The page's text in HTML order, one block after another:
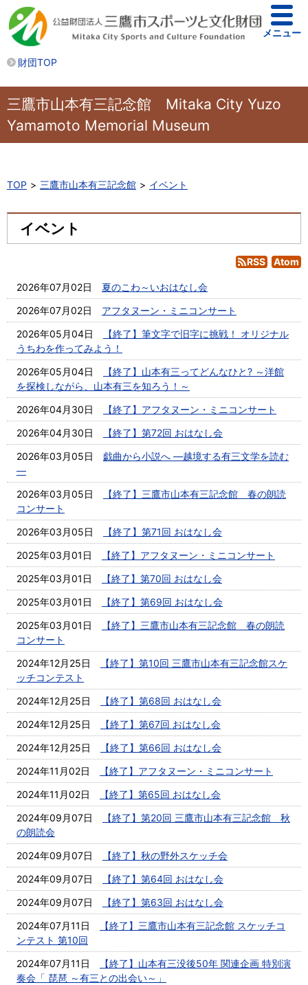
財団TOP
メニュー
三鷹市山本有三記念館 Mitaka City Yuzo
Yamamoto Memorial Museum
TOP 三鷹市山本有三記念館 イベント
イベント
RSS Atom
2026年07月02日
夏のこわ～いおはなし会
2026年07月02日
アフタヌーン・ミニコンサート
2026年05月04日
【終了】筆文字で旧字に挑戦！ オリジナル
うちわを作ってみよう！
2026年05月04日
【終了】山本有三ってどんなひと? ～洋館
を探検しながら、山本有三を知ろう！～
2026年04月30日
【終了】アフタヌーン・ミニコンサート
2026年04月30日
【終了】第72回 おはなし会
2026年03月05日
戯曲から小説へ ―越境する有三文学を読む
―
2026年03月05日
【終了】三鷹市山本有三記念館 春の朗読
コンサート
2026年03月05日
【終了】第71回 おはなし会
2025年03月01日
【終了】アフタヌーン・ミニコンサート
2025年03月01日
【終了】第70回 おはなし会
2025年03月01日
【終了】第69回 おはなし会
2025年03月01日
【終了】三鷹市山本有三記念館 春の朗読
コンサート
2024年12月25日
【終了】第10回 三鷹市山本有三記念館スケ
ッチコンテスト
2024年12月25日
【終了】第68回 おはなし会
2024年12月25日
【終了】第67回 おはなし会
2024年12月25日
【終了】第66回 おはなし会
2024年11月02日
【終了】アフタヌーン・ミニコンサート
2024年11月02日
【終了】第65回 おはなし会
2024年09月07日
【終了】第20回 三鷹市山本有三記念館 秋
の朗読会
2024年09月07日
【終了】秋の野外スケッチ会
2024年09月07日
【終了】第64回 おはなし会
2024年09月07日
【終了】第63回 おはなし会
2024年07月11日
【終了】三鷹市山本有三記念館 スケッチコ
ンテスト 第10回
2024年07月11日
【終了】山本有三没後50年 関連企画 特別演
奏会「 琵琶 ～有三との出会い～」